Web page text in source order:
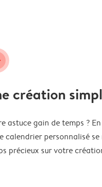
création
astuce gain de temps ?
calendrier personnalisé
précieux sur votre